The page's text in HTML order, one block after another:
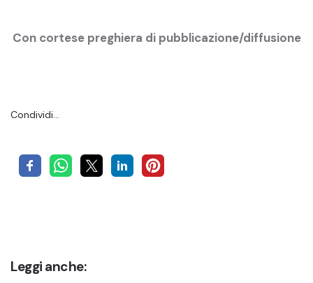
Con cortese preghiera di pubblicazione/diffusione
Condividi…
Leggi anche: